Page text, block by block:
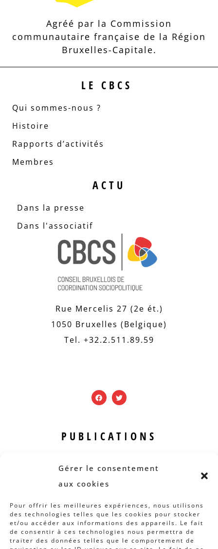
Gérer le consentement
aux cookies
Pour offrir les meilleures expériences, nous utilisons
des technologies telles que les cookies pour stocker
et/ou accéder aux informations des appareils. Le fait
de consentir à ces technologies nous permettra de
traiter des données telles que le comportement de
Agréé par la Commission
communautaire française de la Région
Bruxelles-Capitale.
LE CBCS
Qui sommes-nous ?
Histoire
Rapports d’activités
Membres
ACTU
Dans la presse
Dans l'associatif
Rue Mercelis 27 (2e ét.)
1050 Bruxelles (Belgique)
Tel. +32.2.511.89.59
PUBLICATIONS
AUTRES INFOS
Actions